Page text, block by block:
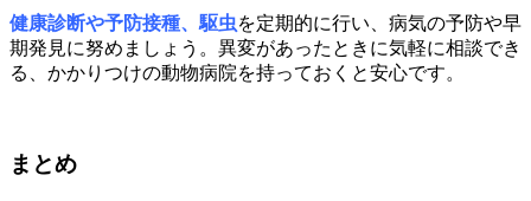
健康診断や予防接種、駆虫を定期的に行い、病気の予防や早
期発見に努めましょう。異変があったときに気軽に相談でき
る、かかりつけの動物病院を持っておくと安心です。
まとめ